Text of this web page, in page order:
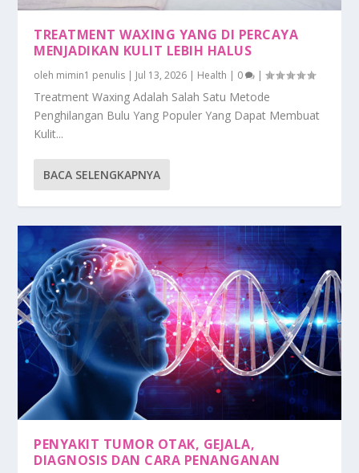
TREATMENT WAXING YANG DI PERCAYA
MENJADIKAN KULIT LEBIH HALUS
oleh mimin1 penulis | Jul 13, 2026 | Health | 0 |
Treatment Waxing Adalah Salah Satu Metode
Penghilangan Bulu Yang Populer Yang Dapat Membuat
Kulit...
BACA SELENGKAPNYA
PENYAKIT TUMOR OTAK, GEJALA,
DIAGNOSIS DAN CARA PENANGANAN